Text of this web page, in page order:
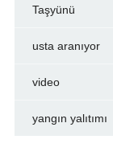
Taşyünü
usta aranıyor
video
yangın yalıtımı